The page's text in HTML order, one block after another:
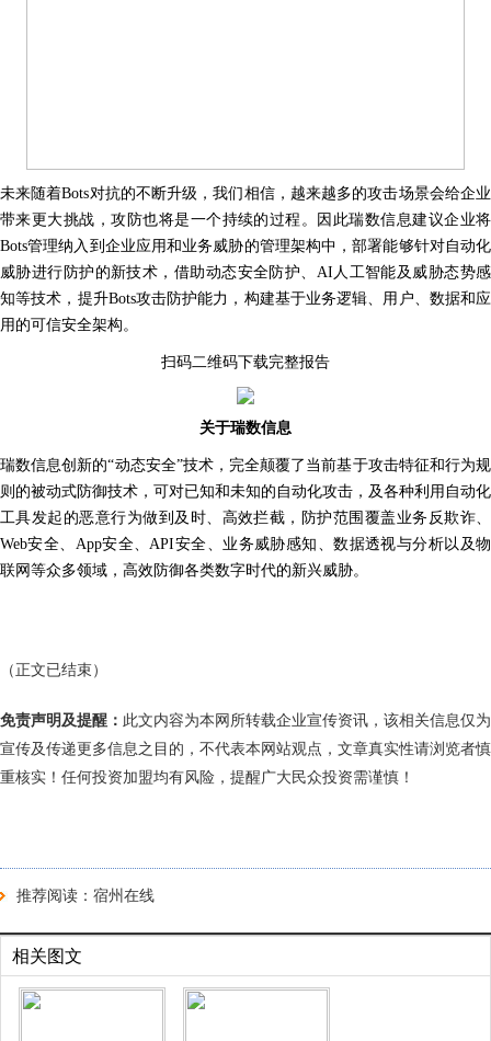
未来随着Bots对抗的不断升级，我们相信，越来越多的攻击场景会给企业
带来更大挑战，攻防也将是一个持续的过程。因此瑞数信息建议企业将
Bots管理纳入到企业应用和业务威胁的管理架构中，部署能够针对自动化
威胁进行防护的新技术，借助动态安全防护、AI人工智能及威胁态势感
知等技术，提升Bots攻击防护能力，构建基于业务逻辑、用户、数据和应
用的可信安全架构。
扫码二维码下载完整报告
关于瑞数信息
瑞数信息创新的“动态安全”技术，完全颠覆了当前基于攻击特征和行为规
则的被动式防御技术，可对已知和未知的自动化攻击，及各种利用自动化
工具发起的恶意行为做到及时、高效拦截，防护范围覆盖业务反欺诈、
Web安全、App安全、API安全、业务威胁感知、数据透视与分析以及物
联网等众多领域，高效防御各类数字时代的新兴威胁。
（正文已结束）
免责声明及提醒： 此文内容为本网所转载企业宣传资讯，该相关信息仅为
宣传及传递更多信息之目的，不代表本网站观点，文章真实性请浏览者慎
重核实！任何投资加盟均有风险，提醒广大民众投资需谨慎！
推荐阅读： 宿州在线
相关图文